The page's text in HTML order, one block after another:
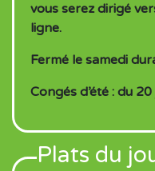
vous serez dirigé
ligne.
Fermé le samedi
Congés d’été : du
Plats du